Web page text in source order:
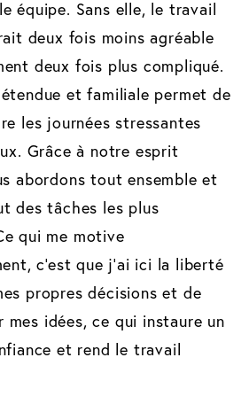
équipe. Sans elle, le travail
deux fois moins agréable
deux fois plus compliqué.
et familiale permet de
les journées stressantes
Grâce à notre esprit
abordons tout ensemble et
des tâches les plus
qui me motive
c'est que j'ai ici la liberté
propres décisions et de
mes idées, ce qui instaure un
et rend le travail